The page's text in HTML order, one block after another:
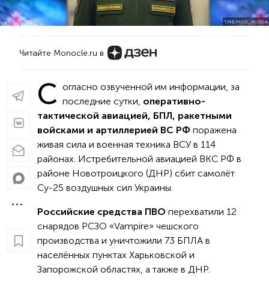
T.ME/MOD_RUSSIA
Читайте Monocle.ru в
С огласно озвученной им информации, за
последние сутки, оперативно-
тактической авиацией, БПЛ, ракетными
войсками и артиллерией ВС РФ поражена
живая сила и военная техника ВСУ в 114
районах. Истребительной авиацией ВКС РФ в
районе Новотроицкого (ДНР) сбит самолёт
Су-25 воздушных сил Украины.
Российские средства ПВО перехватили 12
снарядов РСЗО «Vampire» чешского
производства и уничтожили 73 БПЛА в
населённых пунктах Харьковской и
Запорожской областях, а также в ДНР.